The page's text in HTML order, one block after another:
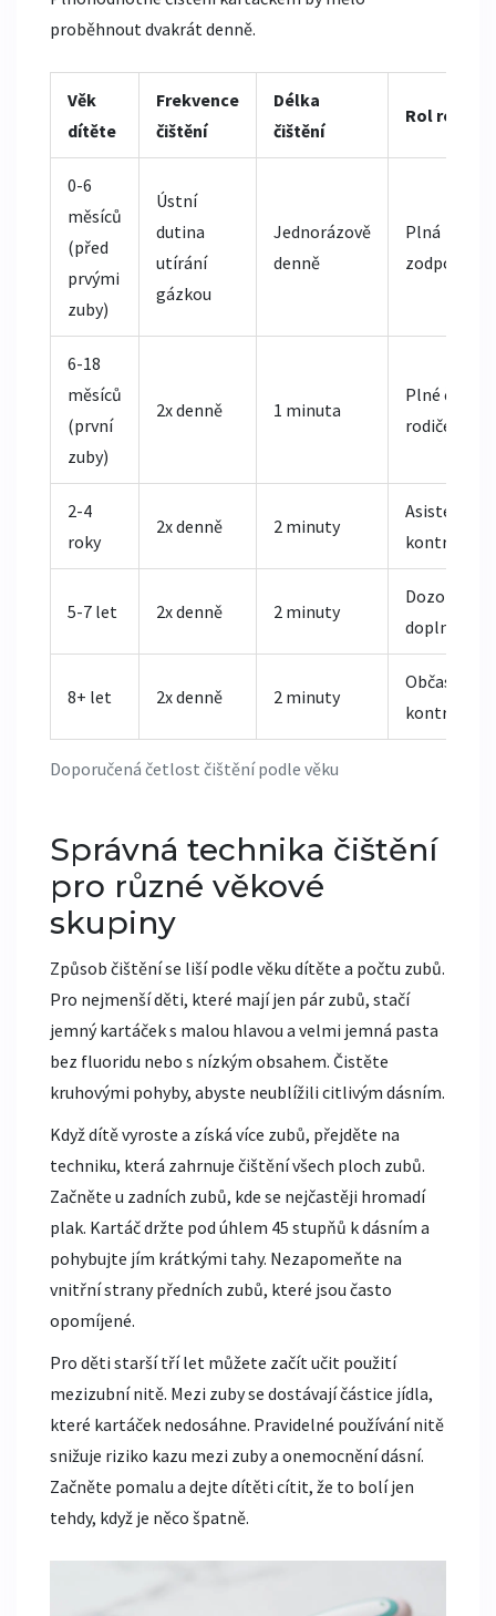
proběhnout dvakrát denně.
Doporučená četlost čištění podle věku
Věk
dítěte
Frekvence
čištění
Délka
čištění
Rol rodiče
0-6
měsíců
(před
prvými
zuby)
Ústní
dutina
utírání
gázkou
Jednorázově
denně
Plná
6-18
měsíců
(první
zuby)
2x denně 1 minuta
Plné čištění
rodičem
2-4
roky
2x denně 2 minuty
Asistence a
kontrola
5-7 let 2x denně 2 minuty
Dozor a
doplnění
8+ let 2x denně 2 minuty
Občasné
kontroly
Správná technika čištění
pro různé věkové
skupiny
Způsob čištění se liší podle věku dítěte a počtu zubů.
Pro nejmenší děti, které mají jen pár zubů, stačí
jemný kartáček s malou hlavou a velmi jemná pasta
bez fluoridu nebo s nízkým obsahem. Čistěte
kruhovými pohyby, abyste neublížili citlivým dásním.
Když dítě vyroste a získá více zubů, přejděte na
techniku, která zahrnuje čištění všech ploch zubů.
Začněte u zadních zubů, kde se nejčastěji hromadí
plak. Kartáč držte pod úhlem 45 stupňů k dásním a
pohybujte jím krátkými tahy. Nezapomeňte na
vnitřní strany předních zubů, které jsou často
opomíjené.
Pro děti starší tří let můžete začít učit použití
mezizubní nitě. Mezi zuby se dostávají částice jídla,
které kartáček nedosáhne. Pravidelné používání nitě
snižuje riziko kazu mezi zuby a onemocnění dásní.
Začněte pomalu a dejte dítěti cítit, že to bolí jen
tehdy, když je něco špatně.